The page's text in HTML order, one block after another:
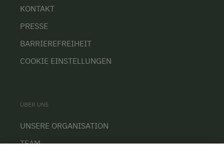
KONTAKT
PRESSE
BARRIEREFREIHEIT
COOKIE EINSTELLUNGEN
ÜBER UNS
UNSERE ORGANISATION
TEAM